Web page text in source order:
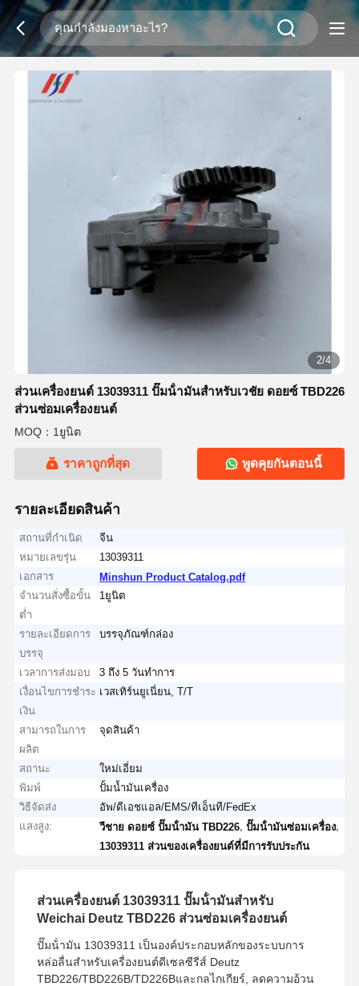
2/4
ส่วนเครื่องยนต์ 13039311 ปั๊มน้ํามันสําหรับเวชัย ดอยซ์ TBD226
ส่วนซ่อมเครื่องยนต์
MOQ：1ยูนิต
ราคาถูกที่สุด พูดคุยกันตอนนี้
รายละเอียดสินค้า
สถานที่กำเนิด
จีน
หมายเลขรุ่น
13039311
เอกสาร
Minshun Product Catalog.pdf
จำนวนสั่งซื้อขั้น
ต่ำ
1ยูนิต
รายละเอียดการ
บรรจุ
บรรจุภัณฑ์กล่อง
เวลาการส่งมอบ
3 ถึง 5 วันทำการ
เงื่อนไขการชำระ
เงิน
เวสเทิร์นยูเนี่ยน, T/T
สามารถในการ
ผลิต
จุดสินค้า
สถานะ
ใหม่เอี่ยม
พิมพ์
ปั้มน้ำมันเครื่อง
วิธีจัดส่ง
อัพ/ดีเอชแอล/EMS/ทีเอ็นที/FedEx
แสงสูง:
วีชาย ดอยซ์ ปั๊มน้ํามัน TBD226 ,ปั๊มน้ํามันซ่อมเครื่อง
13039311 ส่วนของเครื่องยนต์ที่มีการรับประกัน
ส่วนเครื่องยนต์ 13039311 ปั๊มน้ํามันสําหรับ
Weichai Deutz TBD226 ส่วนซ่อมเครื่องยนต์
ปั๊มน้ํามัน 13039311 เป็นองค์ประกอบหลักของระบบการ
หล่อลื่นสําหรับเครื่องยนต์ดีเซลซีรีส์ Deutz
TBD226/TBD226B/TD226Bและกลไกเกียร์, ลดความอ้วน